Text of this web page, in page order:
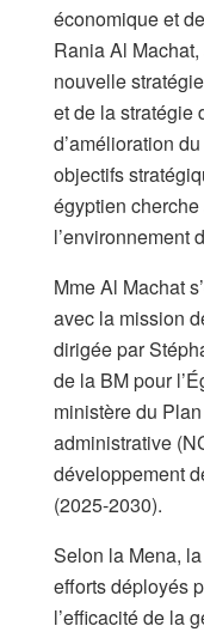
économique et
Rania Al
nouvelle
et de la stratégie
d’amélioration
objectifs
égyptien
l’environnement
Mme Al Machat
avec la mission
dirigée par
de la BM pour
ministère du
administrative
développement
(2025-2030).
Selon la Mena,
efforts déployés
l’efficacité de la